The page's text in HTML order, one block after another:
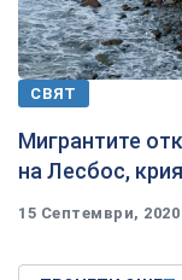
СВЯТ
Мигрантите
на Лесбос,
15 Септември, 2020